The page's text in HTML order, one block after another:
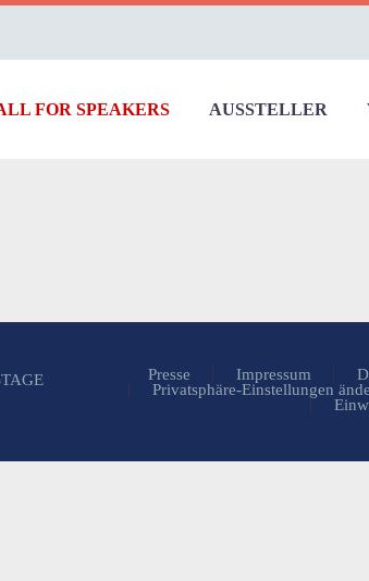
FOR SPEAKERS AUSSTELLER
Presse Impressum
Privatsphäre-Einstellungen